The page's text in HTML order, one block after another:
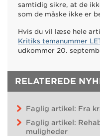
samtidig sikre, at de
som de måske ikke er
Hvis du vil læse hele
Kritiks temanummer
udkommer 20.
RELATEREDE
Faglig artikel: Fra
Faglig artikel:
muligheder